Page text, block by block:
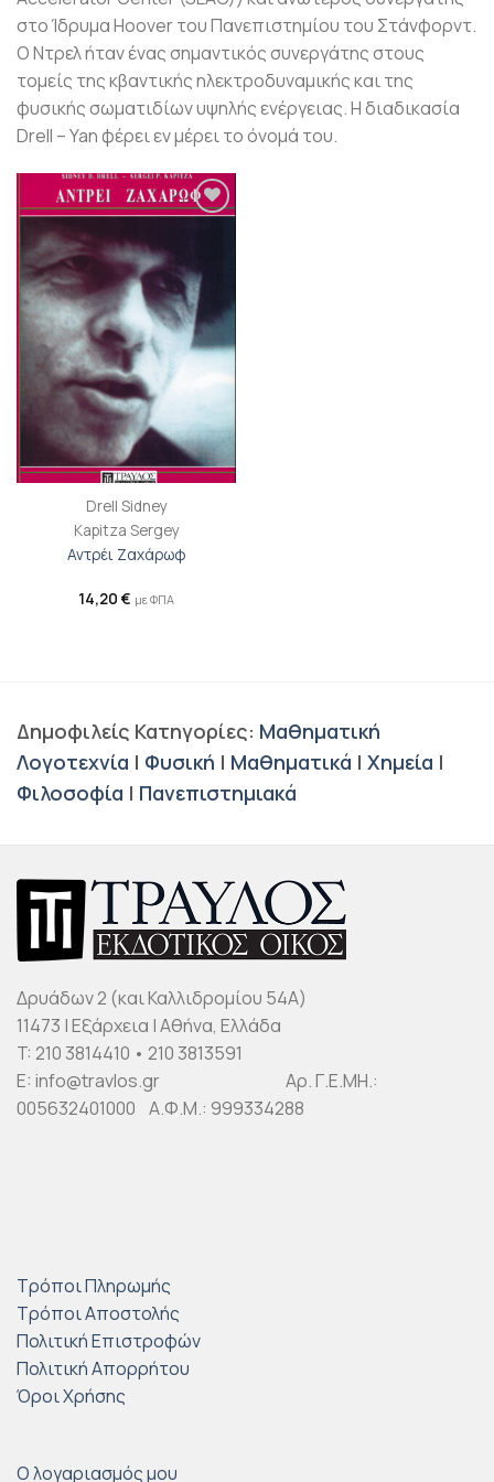
στο Ίδρυμα Hoover του Πανεπιστημίου του Στάνφορντ.
Ο Ντρελ ήταν ένας σημαντικός συνεργάτης στους
τομείς της κβαντικής ηλεκτροδυναμικής και της
φυσικής σωματιδίων υψηλής ενέργειας. Η διαδικασία
Drell – Yan φέρει εν μέρει το όνομά του.
επιθυμιών
Drell Sidney
Kapitza Sergey
Αντρέι Ζαχάρωφ
14,20 € με ΦΠΑ
Δημοφιλείς Κατηγορίες: Μαθηματική
Λογοτεχνία | Φυσική | Μαθηματικά | Χημεία |
Φιλοσοφία | Πανεπιστημιακά
Δρυάδων 2 (και Καλλιδρομίου 54Α)
11473 | Εξάρχεια | Αθήνα, Ελλάδα
T: 210 3814410 • 210 3813591
E: info@travlos.gr Αρ. Γ.Ε.ΜΗ.:
005632401000 Α.Φ.Μ.: 999334288
Τρόποι Πληρωμής
Τρόποι Αποστολής
Πολιτική Επιστροφών
Πολιτική Απορρήτου
Όροι Χρήσης
Ο λογαριασμός μου